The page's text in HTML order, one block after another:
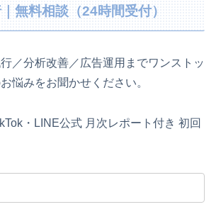
無料相談（24時間受付）
／分析改善／広告運用までワンストッ
悩みをお聞かせください。
・LINE公式 月次レポート付き 初回